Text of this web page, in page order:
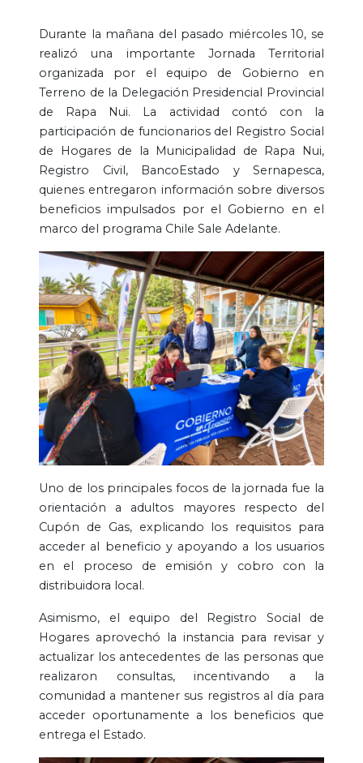
Durante la mañana del pasado miércoles 10, se
realizó una importante Jornada Territorial
organizada por el equipo de Gobierno en
Terreno de la Delegación Presidencial Provincial
de Rapa Nui. La actividad contó con la
participación de funcionarios del Registro Social
de Hogares de la Municipalidad de Rapa Nui,
Registro Civil, BancoEstado y Sernapesca,
quienes entregaron información sobre diversos
beneficios impulsados por el Gobierno en el
marco del programa Chile Sale Adelante.
Uno de los principales focos de la jornada fue la
orientación a adultos mayores respecto del
Cupón de Gas, explicando los requisitos para
acceder al beneficio y apoyando a los usuarios
en el proceso de emisión y cobro con la
distribuidora local.
Asimismo, el equipo del Registro Social de
Hogares aprovechó la instancia para revisar y
actualizar los antecedentes de las personas que
realizaron consultas, incentivando a la
comunidad a mantener sus registros al día para
acceder oportunamente a los beneficios que
entrega el Estado.